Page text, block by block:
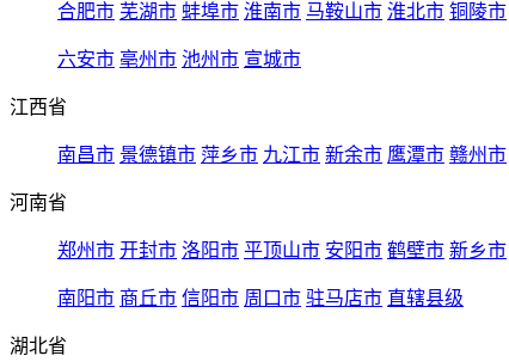
合肥市 芜湖市 蚌埠市 淮南市 马鞍山市 淮北市 铜陵市
六安市 亳州市 池州市 宣城市
江西省
南昌市 景德镇市 萍乡市 九江市 新余市 鹰潭市 赣州市
河南省
郑州市 开封市 洛阳市 平顶山市 安阳市 鹤壁市 新乡市
南阳市 商丘市 信阳市 周口市 驻马店市 直辖县级
湖北省